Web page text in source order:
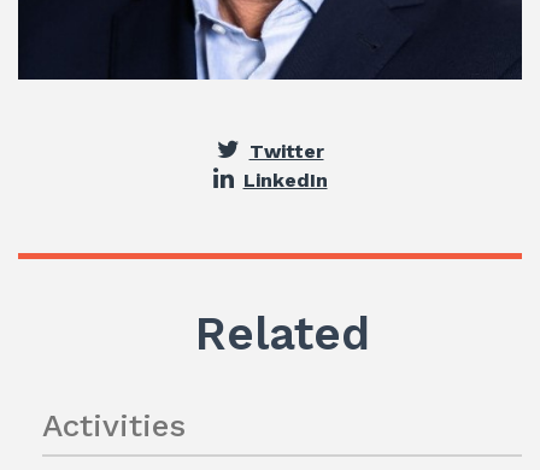
Twitter
LinkedIn
Related
Activities